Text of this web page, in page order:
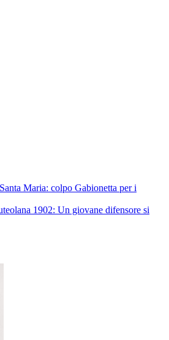
Maria: colpo Gabionetta per i
1902: Un giovane difensore si